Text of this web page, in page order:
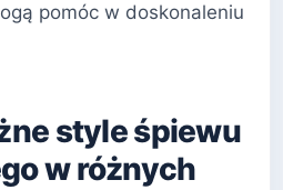
pomóc w doskonaleniu
style śpiewu
w różnych